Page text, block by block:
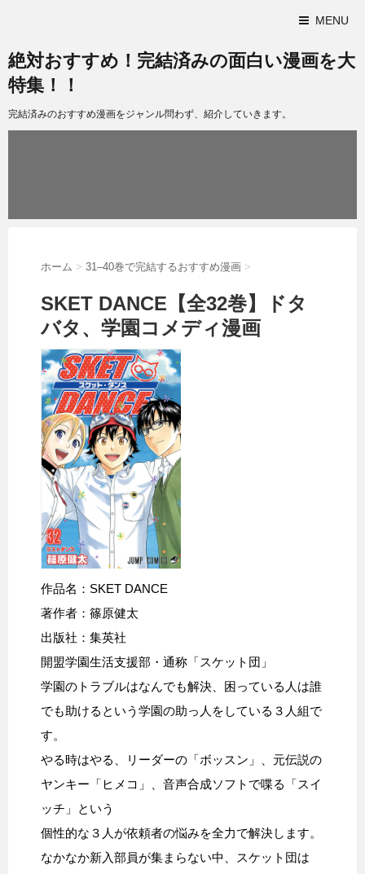
MENU
絶対おすすめ！完結済みの面白い漫画を大
特集！！
完結済みのおすすめ漫画をジャンル問わず、紹介していきます。
ホーム > 31–40巻で完結するおすすめ漫画 >
SKET DANCE【全32巻】ドタ
バタ、学園コメディ漫画
作品名：SKET DANCE
著作者：篠原健太
出版社：集英社
開盟学園生活支援部・通称「スケット団」
学園のトラブルはなんでも解決、困っている人は誰
でも助けるという学園の助っ人をしている３人組で
す。
やる時はやる、リーダーの「ボッスン」、元伝説の
ヤンキー「ヒメコ」、音声合成ソフトで喋る「スイ
ッチ」という
個性的な３人が依頼者の悩みを全力で解決します。
なかなか新入部員が集まらない中、スケット団は